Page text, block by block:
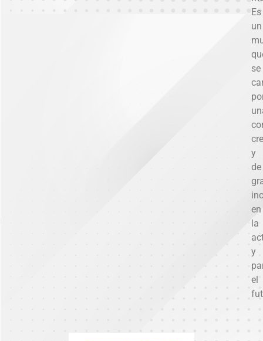
Es
un
se
y
de
en
la
y
el